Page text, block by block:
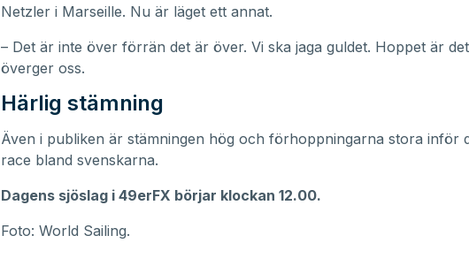
Netzler i Marseille. Nu är läget ett annat.
– Det är inte över förrän det är över. Vi ska jaga guldet. Hoppet är
överger oss.
Härlig stämning
Även i publiken är stämningen hög och förhoppningarna stora inför
race bland svenskarna.
Dagens sjöslag i 49erFX börjar klockan 12.00.
Foto: World Sailing.